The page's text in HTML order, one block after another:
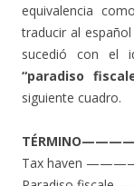
equivalencia
traducir al
sucedió con el
“paradiso
siguiente cuadro.
Tax haven